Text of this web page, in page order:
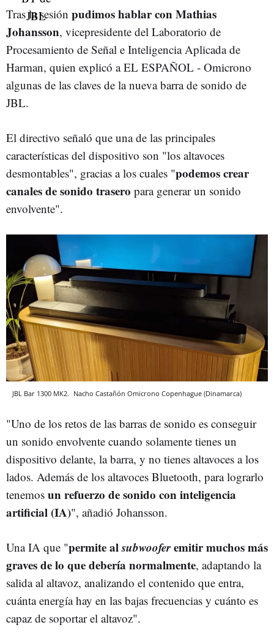
Tras la sesión pudimos hablar con Mathias
Johansson, vicepresidente del Laboratorio de
Procesamiento de Señal e Inteligencia Aplicada de
Harman, quien explicó a EL ESPAÑOL - Omicrono
algunas de las claves de la nueva barra de sonido de
JBL.
El directivo señaló que una de las principales
características del dispositivo son "los altavoces
desmontables", gracias a los cuales "podemos crear
canales de sonido trasero para generar un sonido
envolvente".
JBL Bar 1300 MK2. Nacho Castañón Omicrono Copenhague (Dinamarca)
"Uno de los retos de las barras de sonido es conseguir
un sonido envolvente cuando solamente tienes un
dispositivo delante, la barra, y no tienes altavoces a los
lados. Además de los altavoces Bluetooth, para lograrlo
tenemos un refuerzo de sonido con inteligencia
artificial (IA)", añadió Johansson.
Una IA que "permite alsubwooferemitir muchos más
graves de lo que debería normalmente, adaptando la
salida al altavoz, analizando el contenido que entra,
cuánta energía hay en las bajas frecuencias y cuánto es
capaz de soportar el altavoz".